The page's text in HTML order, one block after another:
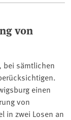
von
bei sämtlichen
einen
von
in zwei Losen an